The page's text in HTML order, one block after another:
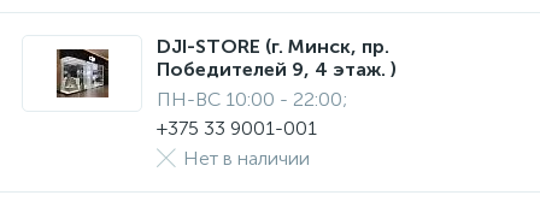
DJI-STORE (г. Минск, пр.
Победителей 9, 4 этаж. )
ПН-ВС 10:00 - 22:00;
+375 33 9001-001
Нет в наличии